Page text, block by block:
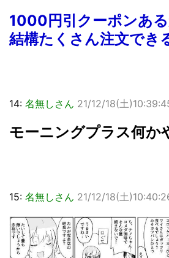
1000円引クーポンあ
結構たくさん注文でき
14: 名無しさん 21/12/18(土
モーニングプラス何か
15: 名無しさん 21/12/18(土